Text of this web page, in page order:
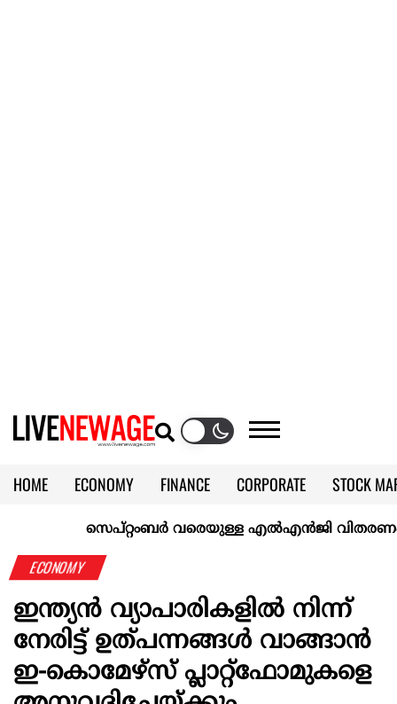
HOME ECONOMY FINANCE CORPORATE
STOCK
KERALA @70
സെപ്റ്റംബർ വരെയുള്ള എൽഎൻജി വിതരണം
ECONOMY
ഇന്ത്യന്‍ വ്യാപാരികളില്‍ നിന്ന്
നേരിട്ട് ഉത്പന്നങ്ങള്‍ വാങ്ങാന്‍
ഇ-കൊമേഴ്‌സ് പ്ലാറ്റ്‌ഫോമുകളെ